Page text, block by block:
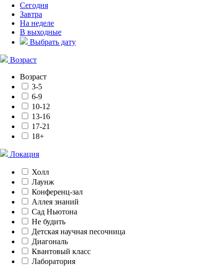
Сегодня
Завтра
На неделе
В выходные
Выбрать дату
Возраст
Возраст
3-5
6-9
10-12
13-16
17-21
18+
Локация
Холл
Лаунж
Конференц-зал
Аллея знаний
Сад Ньютона
Не будить
Детская научная песочница
Диагональ
Квантовый класс
Лаборатория